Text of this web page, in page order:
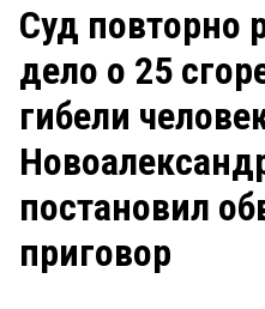
ЗАКОН
СТИЛЬ ЖИЗНИ
Суд повторно
дело о 25
гибели
постановил
приговор